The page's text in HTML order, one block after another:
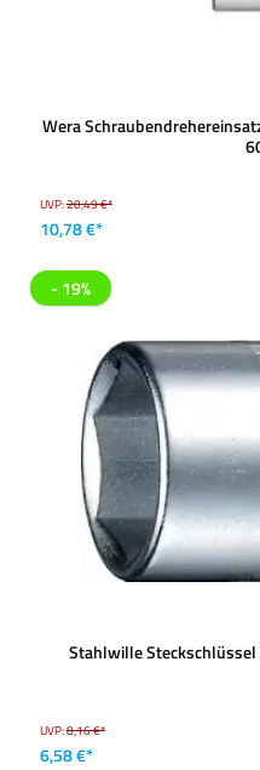
Wera
UVP:20,49 €*
10,78 €*
- 19%
Stahlwille
UVP:8,16 €*
6,58 €*